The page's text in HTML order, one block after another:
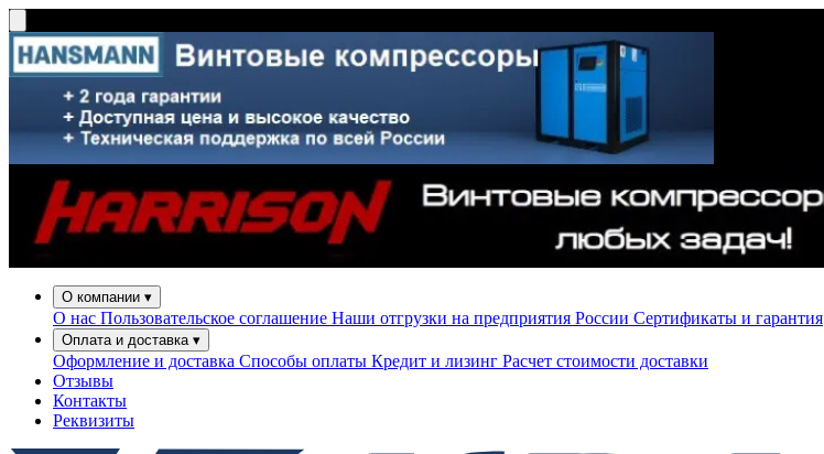
О компании ▾
О нас Пользовательское соглашение Наши отгрузки на предприятия России Сертификаты и гарантия
Оплата и доставка ▾
Оформление и доставка Способы оплаты Кредит и лизинг Расчет стоимости доставки
Отзывы
Контакты
Реквизиты